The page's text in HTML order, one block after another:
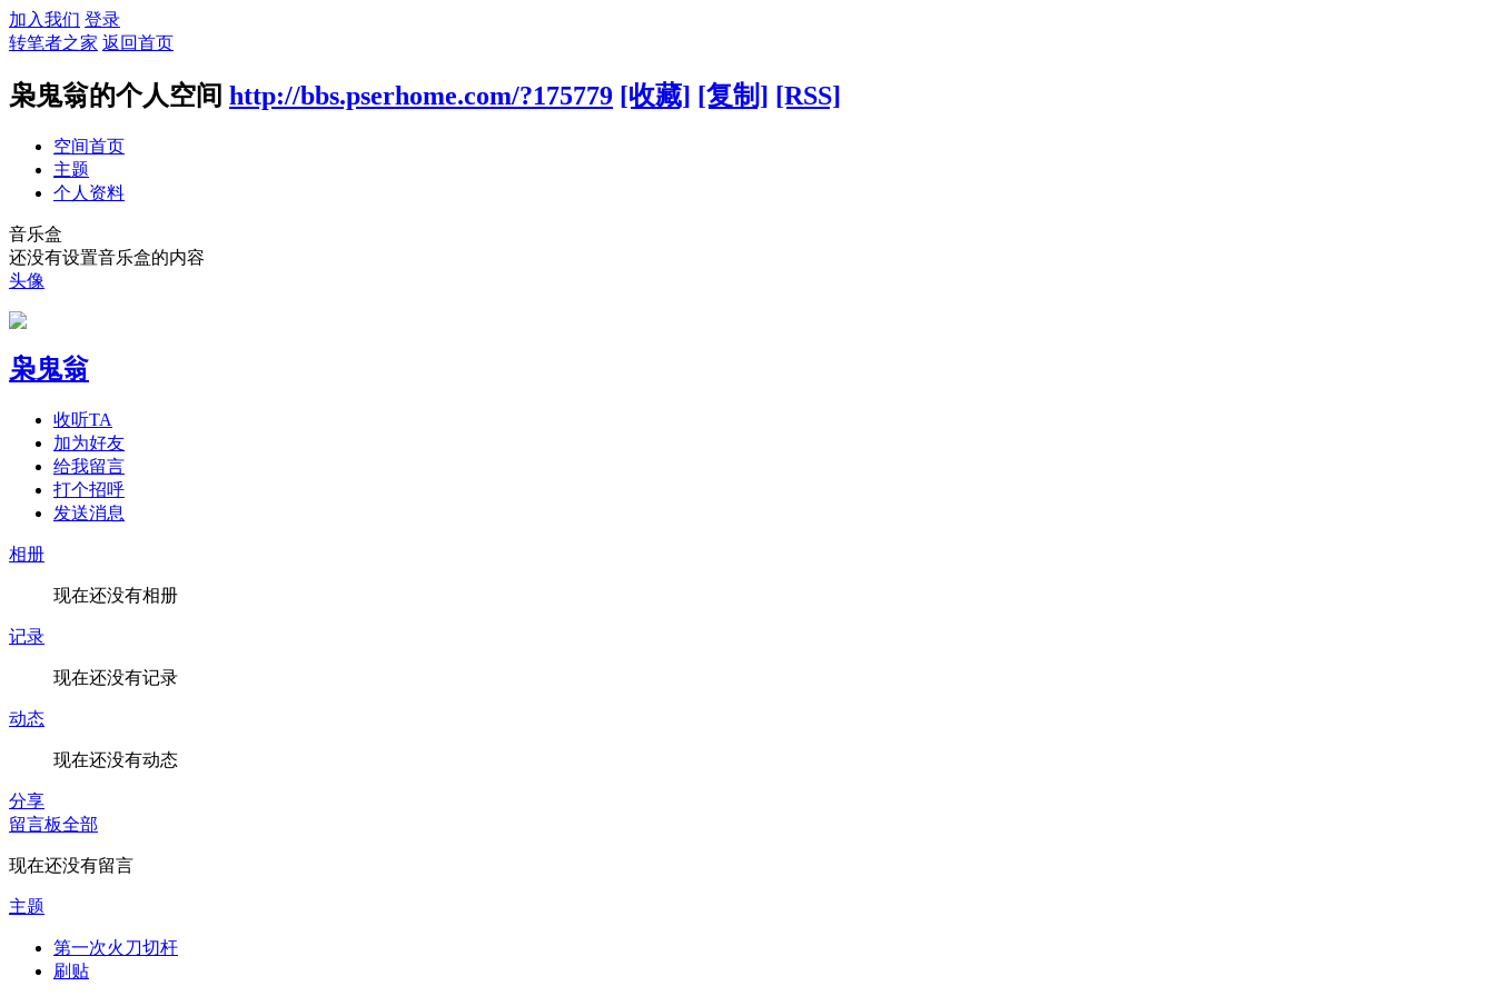
加入我们 登录
转笔者之家 返回首页
枭鬼翁的个人空间 http://bbs.pserhome.com/?175779 [收藏] [复制] [RSS]
空间首页
主题
个人资料
音乐盒
还没有设置音乐盒的内容
头像
枭鬼翁
收听TA
加为好友
给我留言
打个招呼
发送消息
相册
现在还没有相册
记录
现在还没有记录
动态
现在还没有动态
分享
留言板全部
现在还没有留言
主题
第一次火刀切杆
刷贴